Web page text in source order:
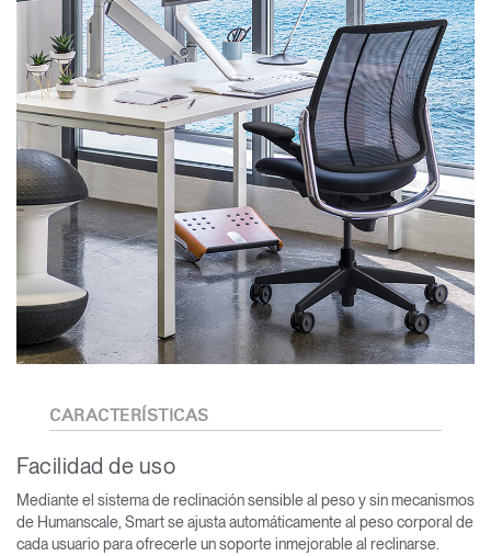
CARACTERÍSTICAS
Facilidad de uso
Mediante el sistema de reclinación sensible al peso y sin mecanismos
de Humanscale, Smart se ajusta automáticamente al peso corporal de
cada usuario para ofrecerle un soporte inmejorable al reclinarse.